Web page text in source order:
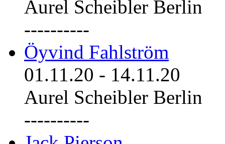
Aurel Scheibler Berlin
----------
Öyvind Fahlström
01.11.20 - 14.11.20
Aurel Scheibler Berlin
----------